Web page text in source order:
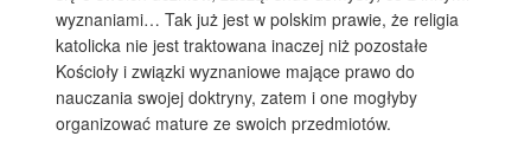
wyznaniami… Tak już jest w polskim prawie, że religia
katolicka nie jest traktowana inaczej niż pozostałe
Kościoły i związki wyznaniowe mające prawo do
nauczania swojej doktryny, zatem i one mogłyby
organizować mature ze swoich przedmiotów.